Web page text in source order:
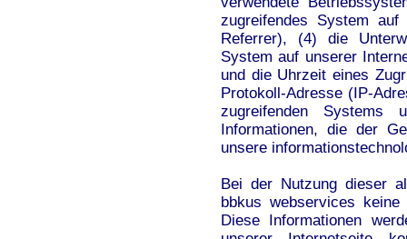
zugreifendes System auf
Referrer), (4) die
System auf unserer
und die Uhrzeit eines
Protokoll-Adresse (IP-
zugreifenden
Informationen, die der
unsere
Bei der Nutzung dieser
bbkus webservices
Diese Informationen